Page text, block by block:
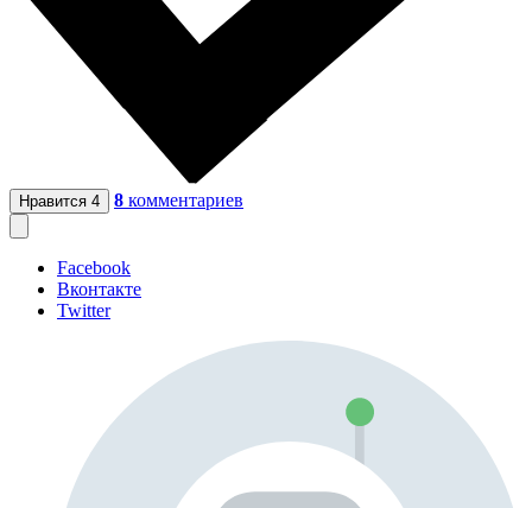
Нравится 4 8 комментариев
Facebook
Вконтакте
Twitter